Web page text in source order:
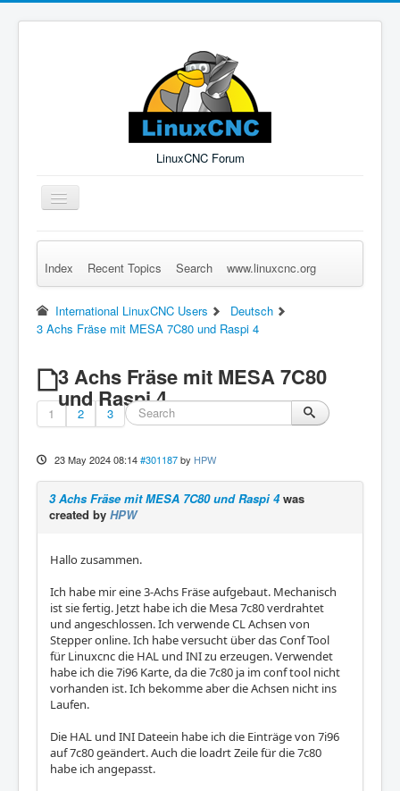
LinuxCNC Forum
Toggle
Navigation
Remember Me Log in Forgot Login? Sign up
Index Recent Topics Search www.linuxcnc.org
International LinuxCNC Users
Deutsch
3 Achs Fräse mit MESA 7C80 und Raspi 4
3 Achs Fräse mit MESA 7C80
und Raspi 4
1 2 3
23 May 2024 08:14 #301187 by HPW
3 Achs Fräse mit MESA 7C80 und Raspi 4was
created by HPW
Hallo zusammen.
Ich habe mir eine 3-Achs Fräse aufgebaut. Mechanisch
ist sie fertig. Jetzt habe ich die Mesa 7c80 verdrahtet
und angeschlossen. Ich verwende CL Achsen von
Stepper online. Ich habe versucht über das Conf Tool
für Linuxcnc die HAL und INI zu erzeugen. Verwendet
habe ich die 7i96 Karte, da die 7c80 ja im conf tool nicht
vorhanden ist. Ich bekomme aber die Achsen nicht ins
Laufen.
Die HAL und INI Dateein habe ich die Einträge von 7i96
auf 7c80 geändert. Auch die loadrt Zeile für die 7c80
habe ich angepasst.